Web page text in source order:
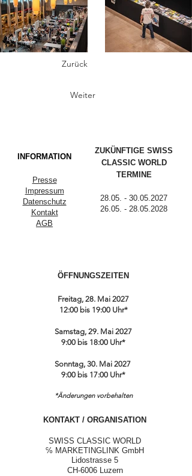
Zurück
Weiter
INFORMATION
Presse
Impressum
Datenschutz
Kontakt
AGB
ZUKÜNFTIGE SWISS
CLASSIC WORLD
TERMINE
28.05. - 30.05.2027
26.05. - 28.05.2028
ÖFFNUNGSZEITEN
Freitag, 28. Mai 2027
12:00 bis 19:00 Uhr*
Samstag, 29. Mai 2027
9:00 bis 18:00 Uhr*
Sonntag, 30. Mai 2027
9:00 bis 17:00 Uhr*
*Änderungen vorbehalten
KONTAKT / ORGANISATION
SWISS CLASSIC WORLD
℅ MARKETINGLINK GmbH
Lidostrasse 5
CH-6006 Luzern